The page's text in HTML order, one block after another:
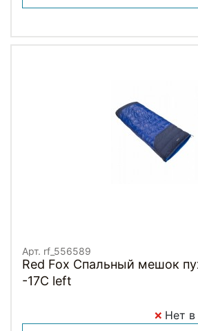
Арт. rf_556589
Red Fox Спальный мешок
-17C left
Нет в